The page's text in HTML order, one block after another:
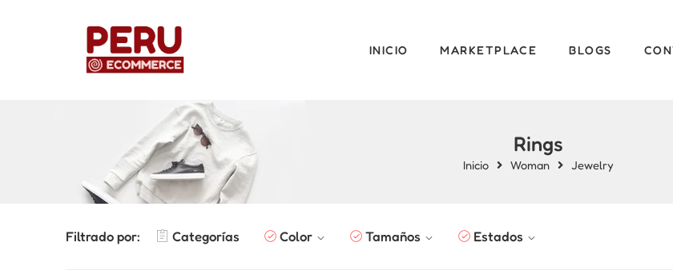
INICIO MARKETPLACE BLOGS
Rings
Inicio Woman Jewelry
Filtrado por: Categorías Color Tamaños Estados